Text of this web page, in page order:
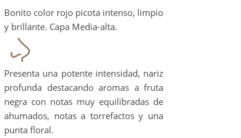
Bonito color rojo picota intenso, limpio
y brillante. Capa Media-alta.
Presenta una potente intensidad, nariz
profunda destacando aromas a fruta
negra con notas muy equilibradas de
ahumados, notas a torrefactos y una
punta floral.